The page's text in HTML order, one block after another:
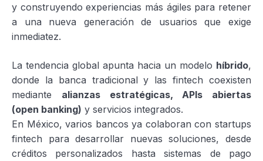
y construyendo experiencias más ágiles para retener
a una nueva generación de usuarios que exige
inmediatez.
La tendencia global apunta hacia un modelo híbrido,
donde la banca tradicional y las fintech coexisten
mediante alianzas estratégicas, APIs abiertas
(open banking) y servicios integrados.
En México, varios bancos ya colaboran con startups
fintech para desarrollar nuevas soluciones, desde
créditos personalizados hasta sistemas de pago